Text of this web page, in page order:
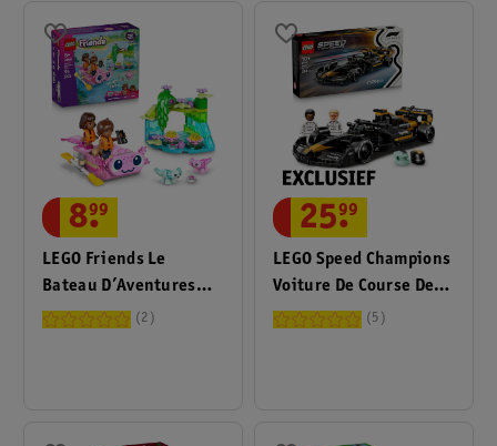
LEGO Friends Le
Bateau D’Aventures
Axolotl 42681
8.
99
2
LEGO Speed Champions
Voiture De Course De
L’Écurie APXGP Tirée
25.
99
5